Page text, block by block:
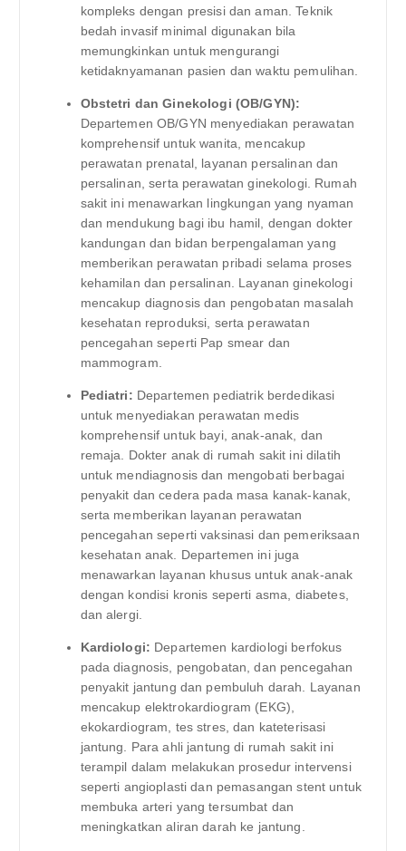
kompleks dengan presisi dan aman. Teknik
bedah invasif minimal digunakan bila
memungkinkan untuk mengurangi
ketidaknyamanan pasien dan waktu pemulihan.
Obstetri dan Ginekologi (OB/GYN):
Departemen OB/GYN menyediakan perawatan
komprehensif untuk wanita, mencakup
perawatan prenatal, layanan persalinan dan
persalinan, serta perawatan ginekologi. Rumah
sakit ini menawarkan lingkungan yang nyaman
dan mendukung bagi ibu hamil, dengan dokter
kandungan dan bidan berpengalaman yang
memberikan perawatan pribadi selama proses
kehamilan dan persalinan. Layanan ginekologi
mencakup diagnosis dan pengobatan masalah
kesehatan reproduksi, serta perawatan
pencegahan seperti Pap smear dan
mammogram.
Pediatri: Departemen pediatrik berdedikasi
untuk menyediakan perawatan medis
komprehensif untuk bayi, anak-anak, dan
remaja. Dokter anak di rumah sakit ini dilatih
untuk mendiagnosis dan mengobati berbagai
penyakit dan cedera pada masa kanak-kanak,
serta memberikan layanan perawatan
pencegahan seperti vaksinasi dan pemeriksaan
kesehatan anak. Departemen ini juga
menawarkan layanan khusus untuk anak-anak
dengan kondisi kronis seperti asma, diabetes,
dan alergi.
Kardiologi: Departemen kardiologi berfokus
pada diagnosis, pengobatan, dan pencegahan
penyakit jantung dan pembuluh darah. Layanan
mencakup elektrokardiogram (EKG),
ekokardiogram, tes stres, dan kateterisasi
jantung. Para ahli jantung di rumah sakit ini
terampil dalam melakukan prosedur intervensi
seperti angioplasti dan pemasangan stent untuk
membuka arteri yang tersumbat dan
meningkatkan aliran darah ke jantung.